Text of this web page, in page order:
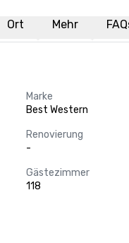
Ort Mehr
Marke
Best Western
Renovierung
-
Gästezimmer
118